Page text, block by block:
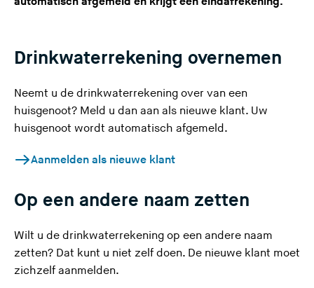
t
Drinkwaterrekening overnemen
Neemt u de drinkwaterrekening over van een
huisgenoot? Meld u dan aan als nieuwe klant. Uw
huisgenoot wordt automatisch afgemeld.
Aanmelden als nieuwe klant
Op een andere naam zetten
Wilt u de drinkwaterrekening op een andere naam
zetten? Dat kunt u niet zelf doen. De nieuwe klant moet
zichzelf aanmelden.